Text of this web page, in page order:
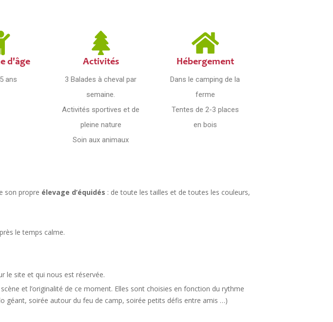
d'âge
ans
Activités
3 Balades à cheval par
semaine.
Activités sportives et de
pleine nature
Soin aux animaux
Hébergement
Dans le camping de la
ferme
Tentes de 2-3 places
en bois
son propre élevage d’équidés : de toute les tailles et de toutes les couleurs,
le temps calme.
le site et qui nous est réservée.
et l’originalité de ce moment. Elles sont choisies en fonction du rythme
géant, soirée autour du feu de camp, soirée petits défis entre amis …)